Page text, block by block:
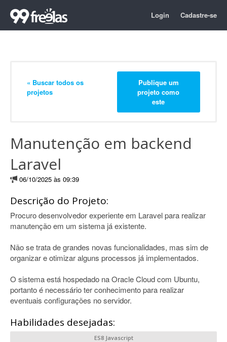
Login Cadastre-se
« Buscar todos os
projetos
Publique um
projeto como
este
Manutenção em backend
Laravel
06/10/2025 às 09:39
Descrição do Projeto:
Procuro desenvolvedor experiente em Laravel para realizar
manutenção em um sistema já existente.
Não se trata de grandes novas funcionalidades, mas sim de
organizar e otimizar alguns processos já implementados.
O sistema está hospedado na Oracle Cloud com Ubuntu,
portanto é necessário ter conhecimento para realizar
eventuais configurações no servidor.
Habilidades desejadas:
ES8 Javascript